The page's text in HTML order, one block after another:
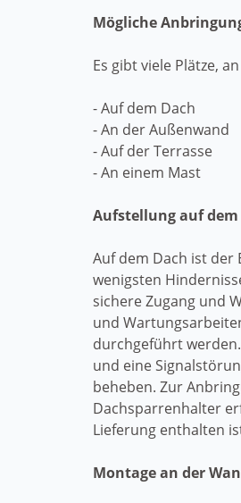
Mögliche
Es gibt viele Plätze,
- Auf dem Dach
- An der Außenwand
- Auf der Terrasse
- An einem Mast
Aufstellung auf dem
Auf dem Dach ist der
wenigsten
sichere Zugang und
und
durchgeführt
und eine
beheben. Zur
Dachsparrenhalter
Lieferung enthalten
Montage an der